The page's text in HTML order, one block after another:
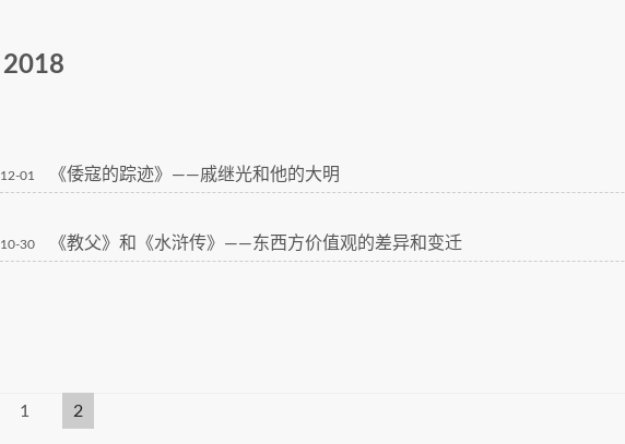
2018
12-01 《倭寇的踪迹》——戚继光和他的大明
10-30 《教父》和《水浒传》——东西方价值观的差异和变迁
1 2